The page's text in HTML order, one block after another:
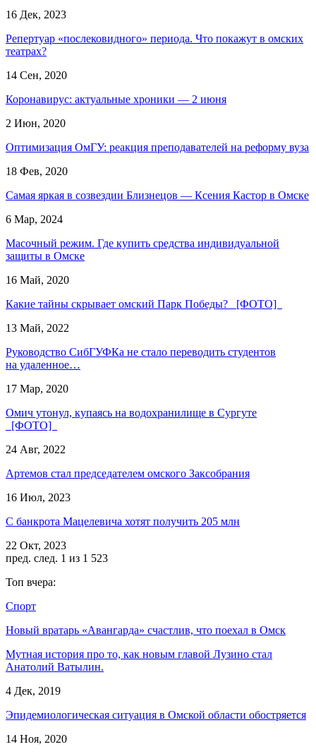
16 Дек, 2023
Репертуар «послековидного» периода. Что покажут в омских
театрах?
14 Сен, 2020
Коронавирус: актуальные хроники — 2 июня
2 Июн, 2020
Оптимизация ОмГУ: реакция преподавателей на реформу вуза
18 Фев, 2020
Самая яркая в созвездии Близнецов — Ксения Кастор в Омске
6 Мар, 2024
Масочный режим. Где купить средства индивидуальной
защиты в Омске
16 Май, 2020
Какие тайны скрывает омский Парк Победы? [ФОТО]
13 Май, 2022
Руководство СибГУФКа не стало переводить студентов
на удаленное…
17 Мар, 2020
Омич утонул, купаясь на водохранилище в Сургуте
[ФОТО]
24 Авг, 2022
Артемов стал председателем омского Заксобрания
16 Июл, 2023
С банкрота Мацелевича хотят получить 205 млн
22 Окт, 2023
пред. след. 1 из 1 523
Топ вчера:
Спорт
Новый вратарь «Авангарда» счастлив, что поехал в Омск
Мутная история про то, как новым главой Лузино стал
Анатолий Ватылин.
4 Дек, 2019
Эпидемиологическая ситуация в Омской области обостряется
14 Ноя, 2020